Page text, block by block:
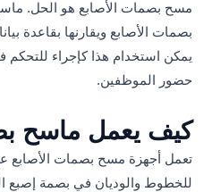
مسح بصمات الأصابع هو الحل.
بصمات الأصابع ويقارنها بقاعدة
يمكن استخدام هذا كإجراء للتحكم
حضور الموظفين.
كيف يعمل ماسح
تعمل أجهزة مسح بصمات الأصابع
للخطوط والوديان في بصمة إصبع